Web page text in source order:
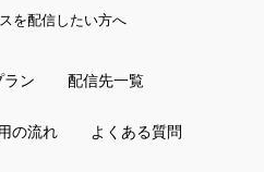
を配信したい方へ
ラン 配信先一覧
の流れ よくある質問